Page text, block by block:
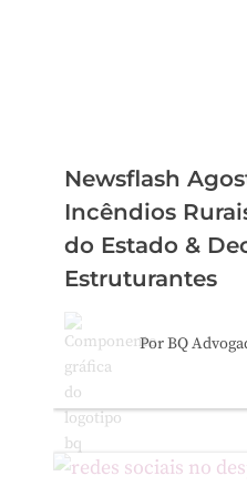
Newsflash
Incêndios
do Estado &
Estruturantes
PorBQ